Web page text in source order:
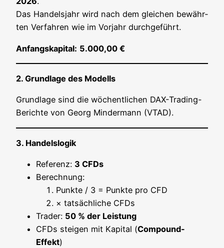
Das Han­dels­jahr wird nach dem glei­chen bewähr­
ten Ver­fah­ren wie im Vor­jahr durchgeführt.
Anfangs­ka­pi­tal: 5.000,00 €
2. Grund­la­ge des Modells
Grund­la­ge sind die wöchent­li­chen DAX-Tra­ding-
Berich­te von Georg Min­der­mann (VTAD).
3. Han­dels­lo­gik
Refe­renz: 3 CFDs
Berech­nung:
Punk­te / 3 = Punk­te pro CFD
× tat­säch­li­che CFDs
Trader: 50 % der Leistung
CFDs stei­gen mit Kapi­tal (Com­pound-
Effekt)